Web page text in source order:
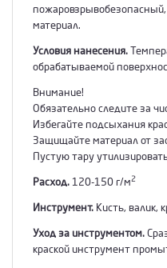
пожаровзрывобезопасный,
материал.
Условия нанесения.
обрабатываемой
Внимание!
Обязательно следите за
Избегайте подсыхания
Защищайте материал от
Пустую тару
Расход. 120-150 г/м2
Инструмент. Кисть, валик,
Уход за инструментом.
краской инструмент